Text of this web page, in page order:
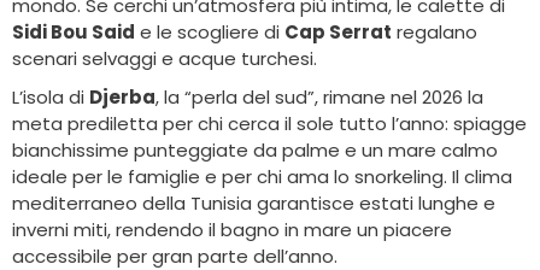
mondo. Se cerchi un’atmosfera più intima, le calette di
Sidi Bou Said e le scogliere di Cap Serrat regalano
scenari selvaggi e acque turchesi.
L’isola di Djerba, la “perla del sud”, rimane nel 2026 la
meta prediletta per chi cerca il sole tutto l’anno: spiagge
bianchissime punteggiate da palme e un mare calmo
ideale per le famiglie e per chi ama lo snorkeling. Il clima
mediterraneo della Tunisia garantisce estati lunghe e
inverni miti, rendendo il bagno in mare un piacere
accessibile per gran parte dell’anno.